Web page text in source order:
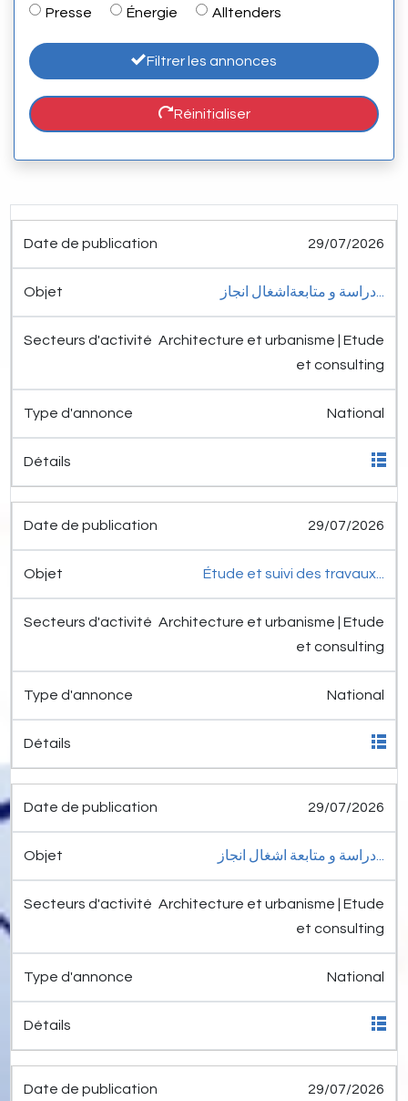
Presse Énergie Alltenders
Filtrer les annonces
Réinitialiser
Date de
publication
Objet
d'activité
d'annonce
29/07/2026
دراسة و متابعةاشغال انجاز...
Architecture et urbanisme | Etude
et consulting
National
29/07/2026
Étude et suivi des travaux...
Architecture et urbanisme | Etude
et consulting
National
29/07/2026
دراسة و متابعة اشغال انجاز...
Architecture et urbanisme | Etude
et consulting
National
29/07/2026